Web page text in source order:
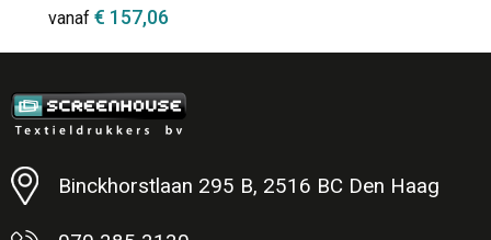
vanaf € 157,06
Minimale afname: 1
Binckhorstlaan 295 B, 2516 BC Den Haag